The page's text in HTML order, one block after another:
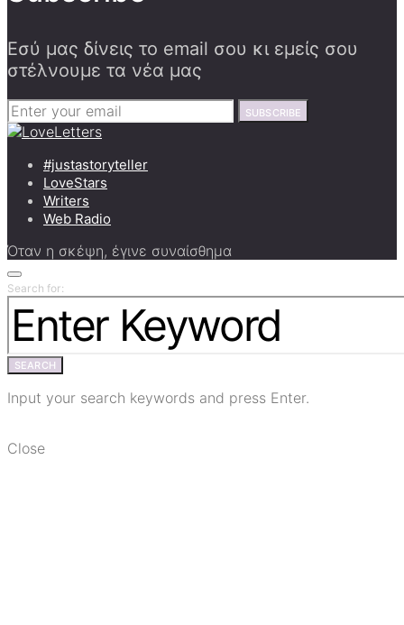
Εσύ μας δίνεις το email σου κι εμείς σου
στέλνουμε τα νέα μας
SUBSCRIBE
#justastoryteller
LoveStars
Writers
Web Radio
Όταν η σκέψη, έγινε συναίσθημα
Search for:
SEARCH
Input your search keywords and press Enter.
Close